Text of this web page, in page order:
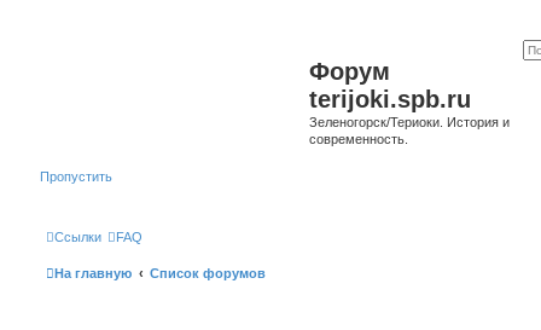
Форум
terijoki.spb.ru
Зеленогорск/Териоки. История и
современность.
Пропустить
Ссылки FAQ
На главную Список форумов